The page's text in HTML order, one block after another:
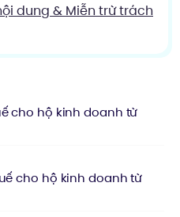
dung & Miễn trừ trách
cho hộ kinh doanh từ
cho hộ kinh doanh từ